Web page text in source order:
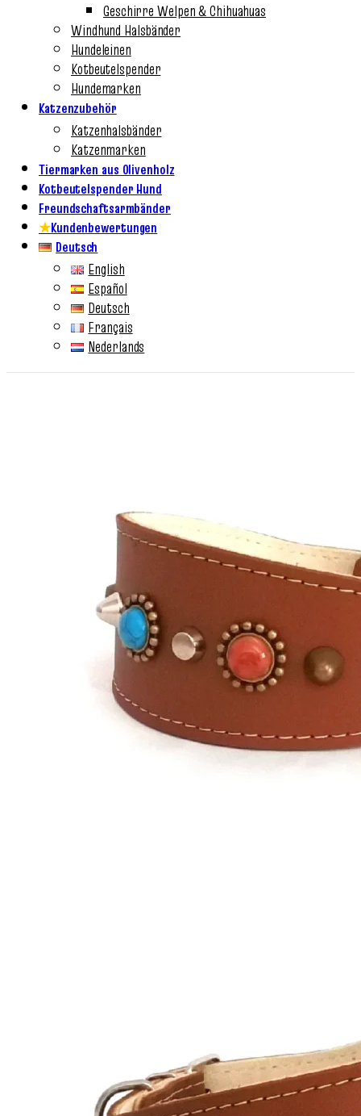
Geschirre Welpen & Chihuahuas
Windhund Halsbänder
Hundeleinen
Kotbeutelspender
Hundemarken
Katzenzubehör
Katzenhalsbänder
Katzenmarken
Tiermarken aus Olivenholz
Kotbeutelspender Hund
Freundschaftsarmbänder
★Kundenbewertungen
Deutsch
English
Español
Deutsch
Français
Nederlands